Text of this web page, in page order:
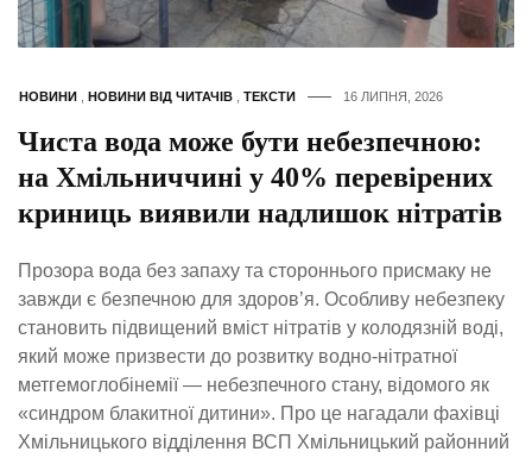
НОВИНИ НОВИНИ ВІД ЧИТАЧІВ ТЕКСТИ 16 ЛИПНЯ, 2026
Чиста вода може бути небезпечною:
на Хмільниччині у 40% перевірених
криниць виявили надлишок нітратів
Прозора вода без запаху та стороннього присмаку не
завжди є безпечною для здоров’я. Особливу небезпеку
становить підвищений вміст нітратів у колодязній воді,
який може призвести до розвитку водно-нітратної
метгемоглобінемії — небезпечного стану, відомого як
«синдром блакитної дитини». Про це нагадали фахівці
Хмільницького відділення ВСП Хмільницький районний